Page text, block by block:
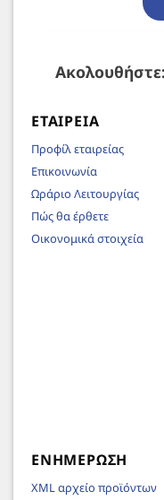
Ακολουθήστε:
ΕΤΑΙΡΕΊΑ
Προφίλ εταιρείας
Επικοινωνία
Ωράριο Λειτουργίας
Πώς θα έρθετε
Οικονομικά στοιχεία
ΕΝΗΜΈΡΩΣΗ
XML αρχείο προϊόντων